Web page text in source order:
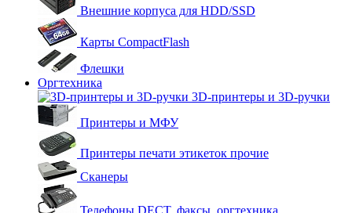
Внешние корпуса для HDD/SSD
Карты CompactFlash
Флешки
Оргтехника
3D-принтеры и 3D-ручки
Принтеры и МФУ
Принтеры печати этикеток прочие
Сканеры
Телефоны DECT, факсы, оргтехника